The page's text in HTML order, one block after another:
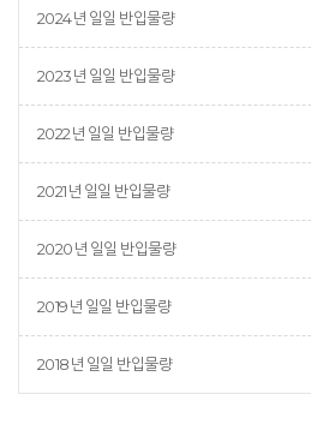
2024년 일일 반입물량
2023년 일일 반입물량
2022년 일일 반입물량
2021년 일일 반입물량
2020년 일일 반입물량
2019년 일일 반입물량
2018년 일일 반입물량